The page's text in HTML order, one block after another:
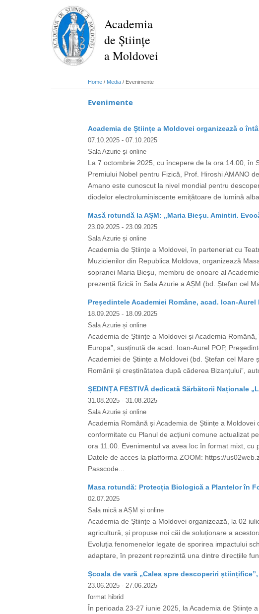
Academia
de Științe
a Moldovei
Home / Media / Evenimente
Evenimente
Academia de Științe a Moldovei organizează o
07.10.2025 - 07.10.2025
Sala Azurie și online
La 7 octombrie 2025, cu începere de la ora 14.00, în
Premiului Nobel pentru Fizică, Prof. Hiroshi AMANO
Amano este cunoscut la nivel mondial pentru
diodelor electroluminiscente emițătoare de lumină
Masă rotundă la AȘM: „Maria Bieșu. Amintiri.
23.09.2025 - 23.09.2025
Sala Azurie și online
Academia de Științe a Moldovei, în parteneriat cu
Muzicienilor din Republica Moldova, organizează
sopranei Maria Bieșu, membru de onoare al
prezență fizică în Sala Azurie a AȘM (bd. Ștefan cel
Președintele Academiei Române, acad. Ioan-
18.09.2025 - 18.09.2025
Sala Azurie și online
Academia de Științe a Moldovei și Academia
Europa”, susținută de acad. Ioan-Aurel POP,
Academiei de Științe a Moldovei (bd. Ștefan cel Mare
Românii și creștinătatea după căderea Bizanțului”,
ȘEDINȚA FESTIVĂ dedicată Sărbătorii Naționale
31.08.2025 - 31.08.2025
Sala Azurie și online
Academia Română și Academia de Științe a
conformitate cu Planul de acțiuni comune actualizat
ora 11.00. Evenimentul va avea loc în format mixt, cu
Datele de acces la platforma ZOOM: https://
Passcode...
Masa rotundă: Protecția Biologică a Plantelor în
02.07.2025
Sala mică a AȘM și online
Academia de Științe a Moldovei organizează, la 02
agricultură, și propuse noi căi de soluționare a
Evoluția fenomenelor legate de sporirea impactului
adaptare, în prezent reprezintă una dintre direcțiile
Școala de vară „Calea spre descoperiri
23.06.2025 - 27.06.2025
format hibrid
În perioada 23-27 iunie 2025, la Academia de Științe